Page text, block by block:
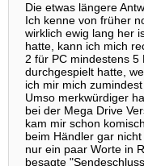
Die etwas längere
Ich kenne von früher
wirklich ewig lang her
hatte, kann ich mich
2 für PC mindestens 5
durchgespielt hatte,
ich mir mich
Umso merkwürdiger
bei der Mega Drive
kam mir schon
beim Händler gar
nur ein paar Worte in
besagte